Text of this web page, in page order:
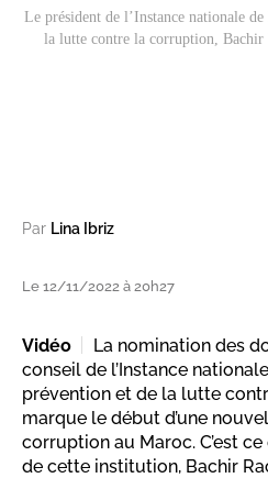
Le président de l’Instance nationale
la lutte contre la corruption,
Par Lina Ibriz
Le 12/11/2022 à 20h27
Vidéo
La nomination des
conseil de l’Instance
prévention et de la lutte
marque le début d’une
corruption au Maroc. C’est
de cette institution, Bachir